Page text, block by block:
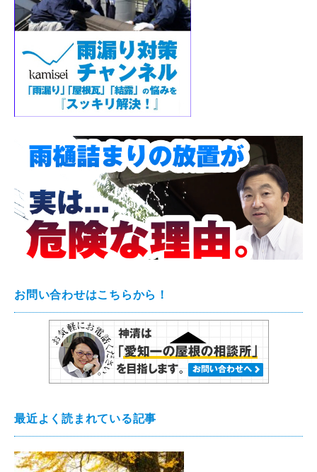
お問い合わせはこちらから！
最近よく読まれている記事